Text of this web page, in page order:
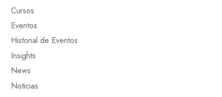
Cursos
Eventos
Historial de Eventos
Insights
News
Noticias